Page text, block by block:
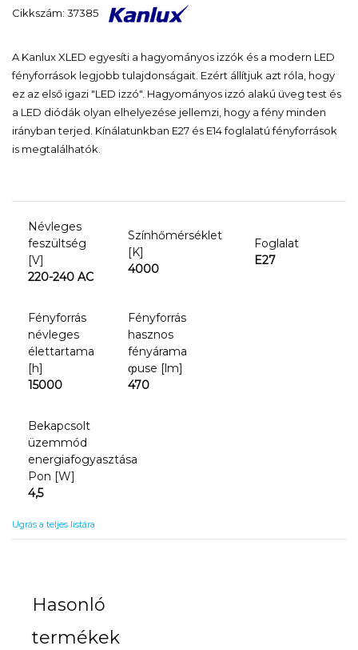
Cikkszám: 37385
A Kanlux XLED egyesíti a hagyományos izzók és a modern LED
fényforrások legjobb tulajdonságait. Ezért állítjuk azt róla, hogy
ez az első igazi "LED izzó". Hagyományos izzó alakú üveg test és
a LED diódák olyan elhelyezése jellemzi, hogy a fény minden
irányban terjed. Kínálatunkban E27 és E14 foglalatú fényforrások
is megtalálhatók.
Névleges
feszültség
[V]
220-240 AC
Színhőmérséklet
[K]
4000
Foglalat
E27
Fényforrás
névleges
élettartama
[h]
15000
Fényforrás
hasznos
fényárama
ჶuse [lm]
470
Bekapcsolt
üzemmód
energiafogyasztása
Pon [W]
4,5
Ugrás a teljes listára
Hasonló
termékek